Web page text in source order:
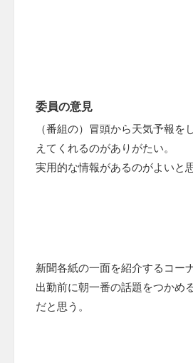
委員の意見
（番組の）冒頭から天気予報を
えてくれるのがありがたい。
実用的な情報があるのがよいと
新聞各紙の一面を紹介するコー
出勤前に朝一番の話題をつかめ
だと思う。